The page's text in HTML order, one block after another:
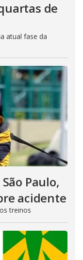
de
atual fase da
Paulo,
acidente
treinos